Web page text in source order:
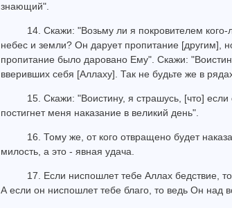
знающий".
14. Скажи: "Возьму ли я покровителем
небес и земли? Он дарует пропитание [другим],
пропитание было даровано Ему". Скажи:
вверивших себя [Аллаху]. Так не будьте же в
15. Скажи: "Воистину, я страшусь, [что]
постигнет меня наказание в великий день".
16. Тому же, от кого отвращено будет
милость, а это - явная удача.
17. Если ниспошлет тебе Аллах бедствие,
А если он ниспошлет тебе благо, то ведь Он над